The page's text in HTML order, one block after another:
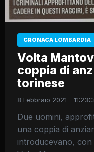
CRONACA LOMBARDIA
Volta
coppia di
torinese
8 Febbraio 2021 - 11:23
Due uomini,
una coppia di
introducevano,